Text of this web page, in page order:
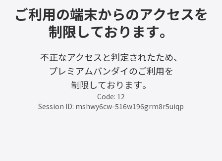
ご利用の端末からのアクセスを
制限しております。
不正なアクセスと判定されたため、
プレミアムバンダイのご利用を
制限しております。
Code: 12
Session ID: mshwy6cw-516w196grm8r5uiqp